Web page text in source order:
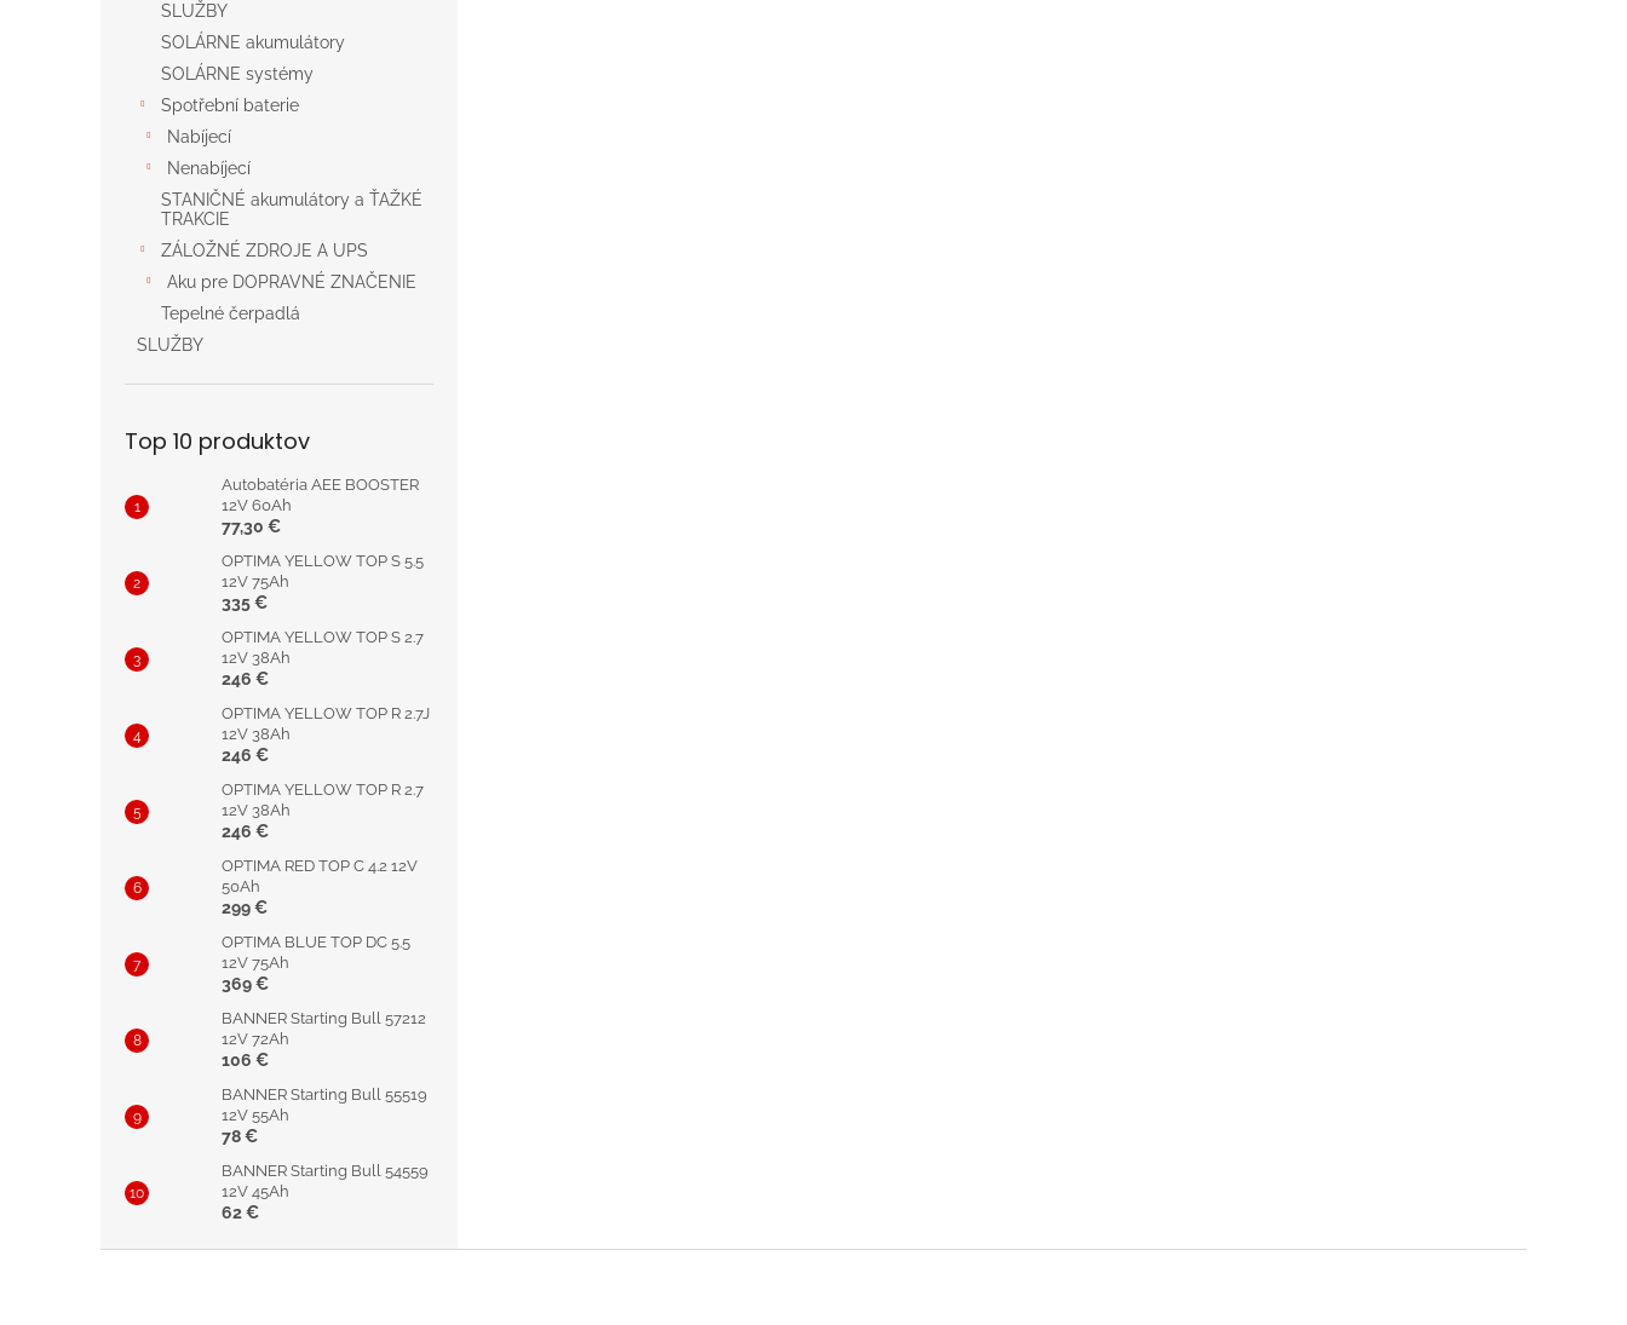
SLUŽBY
SOLÁRNE akumulátory
SOLÁRNE systémy
Spotřební baterie
Nabíjecí
Nenabíjecí
STANIČNÉ akumulátory a ŤAŽKÉ
TRAKCIE
ZÁLOŽNÉ ZDROJE A UPS
Aku pre DOPRAVNÉ ZNAČENIE
Tepelné čerpadlá
SLUŽBY
Top 10 produktov
Autobatéria AEE BOOSTER
12V 60Ah
77,30 €
OPTIMA YELLOW TOP S 5.5
12V 75Ah
335 €
OPTIMA YELLOW TOP S 2.7
12V 38Ah
246 €
OPTIMA YELLOW TOP R 2.7J
12V 38Ah
246 €
OPTIMA YELLOW TOP R 2.7
12V 38Ah
246 €
OPTIMA RED TOP C 4.2 12V
50Ah
299 €
OPTIMA BLUE TOP DC 5.5
12V 75Ah
369 €
BANNER Starting Bull 57212
12V 72Ah
106 €
BANNER Starting Bull 55519
12V 55Ah
78 €
BANNER Starting Bull 54559
12V 45Ah
62 €